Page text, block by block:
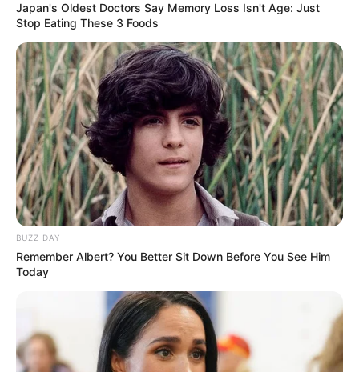
Japan's Oldest Doctors Say Memory Loss Isn't Age: Just
Stop Eating These 3 Foods
BUZZ DAY
Remember Albert? You Better Sit Down Before You See Him
Today